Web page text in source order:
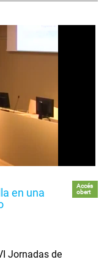
en una
Accés
obert
Jornadas de